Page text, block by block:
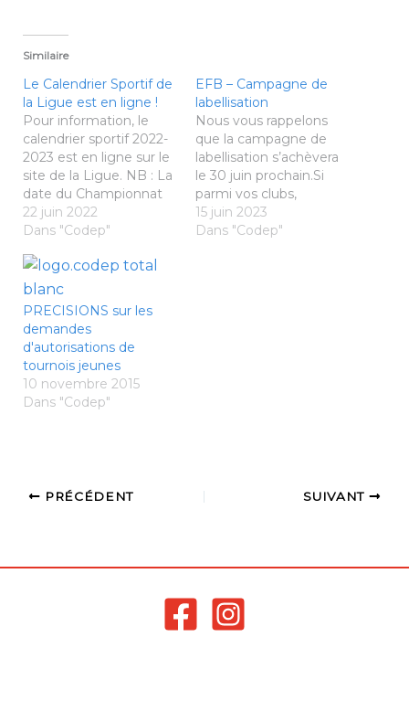
Similaire
Le Calendrier Sportif de
la Ligue est en ligne !
Pour information, le
calendrier sportif 2022-
2023 est en ligne sur le
site de la Ligue. NB : La
date du Championnat
de Bretagne Jeunes
2023 n'est pas encore
est émise en raison d'un
Top Elite qui sera peut
être planifié début mars
(attente d'information
officielle de la…
22 juin 2022
Dans "Codep"
EFB – Campagne de
labellisation
Nous vous rappelons
que la campagne de
labellisation s’achèvera
le 30 juin prochain.Si
parmi vos clubs,
certains n'ont pas
encore entamé la
15 juin 2023
Dans "Codep"
PRECISIONS sur les
demandes
d'autorisations de
tournois jeunes
10 novembre 2015
Dans "Codep"
PRÉCÉDENT SUIVANT